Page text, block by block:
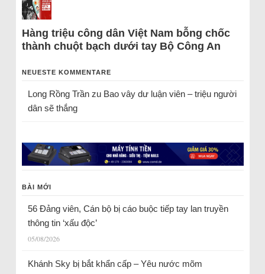
Hàng triệu công dân Việt Nam bỗng chốc
thành chuột bạch dưới tay Bộ Công An
NEUESTE KOMMENTARE
Long Rồng Trầnzu Bao vây dư luận viên – triệu người
dân sẽ thắng
BÀI MỚI
56 Đảng viên, Cán bộ bị cáo buộc tiếp tay lan truyền
thông tin ‘xấu độc’
05/08/2026
Khánh Sky bị bắt khẩn cấp – Yêu nước mõm